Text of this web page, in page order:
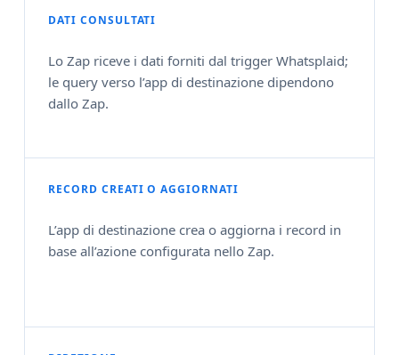
DATI CONSULTATI
Lo Zap riceve i dati forniti dal trigger Whatsplaid;
le query verso l’app di destinazione dipendono
dallo Zap.
RECORD CREATI O AGGIORNATI
L’app di destinazione crea o aggiorna i record in
base all’azione configurata nello Zap.